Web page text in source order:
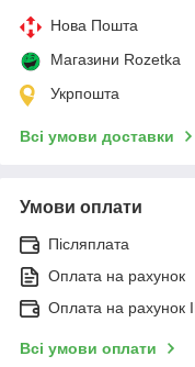
Нова Пошта
Магазини Rozetka
Укрпошта
Всі умови доставки
Умови оплати
Післяплата
Оплата на рахунок
Оплата на рахунок
Всі умови оплати